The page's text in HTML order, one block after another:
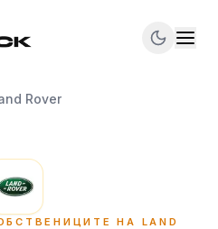
Rover
НА LAND